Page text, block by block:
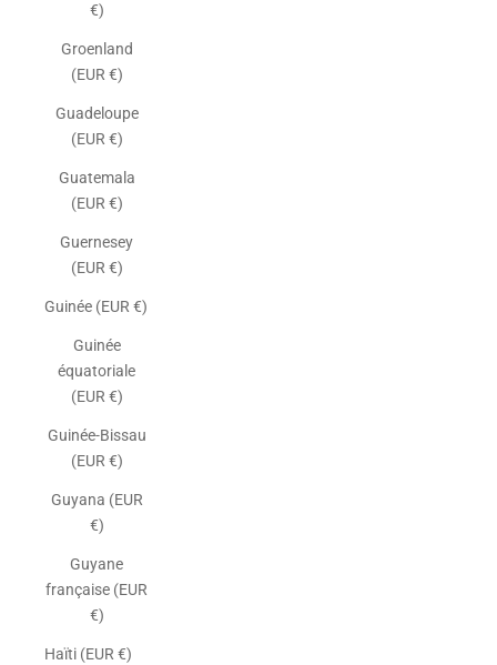
€)
Groenland
(EUR €)
Guadeloupe
(EUR €)
Guatemala
(EUR €)
Guernesey
(EUR €)
Guinée (EUR €)
Guinée
équatoriale
(EUR €)
Guinée-Bissau
(EUR €)
Guyana (EUR
€)
Guyane
française (EUR
€)
Haïti (EUR €)